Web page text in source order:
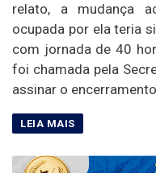
relato, a mudança
ocupada por ela teria
com jornada de 40
foi chamada pela
assinar o